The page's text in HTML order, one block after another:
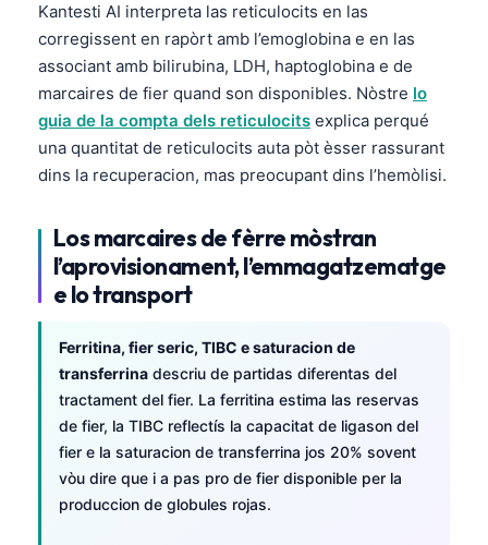
Kantesti AI interpreta las reticulocits en las
corregissent en rapòrt amb l’emoglobina e en las
associant amb bilirubina, LDH, haptoglobina e de
marcaires de fier quand son disponibles. Nòstre lo
guia de la compta dels reticulocits explica perqué
una quantitat de reticulocits auta pòt èsser rassurant
dins la recuperacion, mas preocupant dins l’hemòlisi.
Los marcaires de fèrre mòstran
l’aprovisionament, l’emmagatzematge
e lo transport
Ferritina, fier seric, TIBC e saturacion de
transferrina descriu de partidas diferentas del
tractament del fier. La ferritina estima las reservas
de fier, la TIBC reflectís la capacitat de ligason del
fier e la saturacion de transferrina jos 20% sovent
vòu dire que i a pas pro de fier disponible per la
produccion de globules rojas.
Čeština
ქართული
Русский
Lietuvių kalba
Polski
Slovenščina
Magyar
বাংলা
اردو
मराठी
తెలుగు
தமிழ்